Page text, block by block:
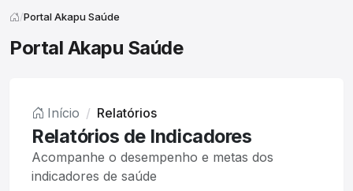
Portal Akapu Saúde
Portal Akapu Saúde
Início Relatórios
Relatórios de Indicadores
Acompanhe o desempenho e metas dos
indicadores de saúde